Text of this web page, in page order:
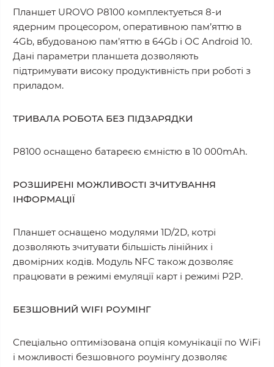
Планшет UROVO Р8100 комплектуеться 8-и
ядерним процесором, оперативною пам’яттю в
4Gb, вбудованою пам’яттю в 64Gb і ОС Android 10.
Дані параметри планшета дозволяють
підтримувати високу продуктивність при роботі з
приладом.
ТРИВАЛА РОБОТА БЕЗ ПІДЗАРЯДКИ
P8100 оснащено батареєю ємністю в 10 000mAh.
РОЗШИРЕНІ МОЖЛИВОСТІ ЗЧИТУВАННЯ
ІНФОРМАЦІЇ
Планшет оснащено модулями 1D/2D, котрі
дозволяють зчитувати більшість лінійних і
двомірних кодів. Модуль NFC також дозволяє
працювати в режимі емуляції карт і режимі P2P.
БЕЗШОВНИЙ WIFI РОУМІНГ
Спеціально оптимізована опція комунікації по WiFi
і можливості безшовного роумінгу дозволяє